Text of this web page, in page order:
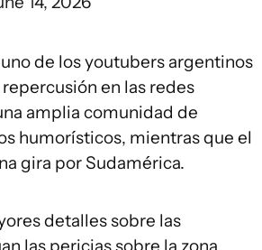
de los youtubers argentinos
en las redes
amplia comunidad de
humorísticos, mientras que el
gira por Sudamérica.
detalles sobre las
las pericias sobre la zona.